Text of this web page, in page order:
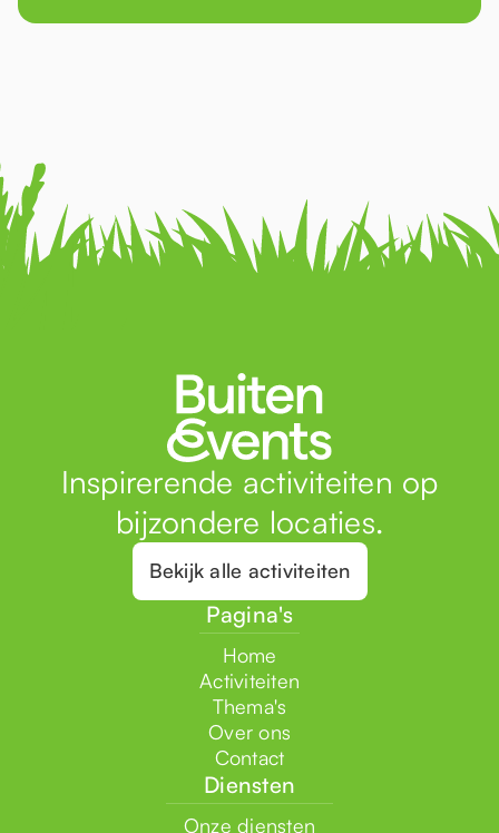
Inspirerende activiteiten op
bijzondere locaties.
Bekijk alle activiteiten
Pagina's
Home
Activiteiten
Thema's
Over ons
Contact
Diensten
Onze diensten